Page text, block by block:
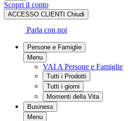
Scopri il conto
ACCESSO CLIENTI Chiudi
Parla con noi
Persone e Famiglie
Menu
VAI A Persone e Famiglie
Tutti i Prodotti
Tutti i giorni
Momenti della Vita
Business
Menu